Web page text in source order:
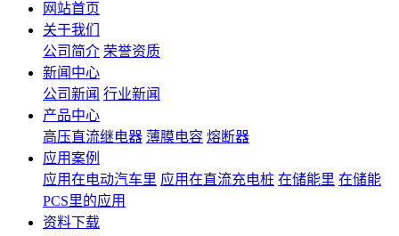
网站首页
关于我们
公司简介 荣誉资质
新闻中心
公司新闻 行业新闻
产品中心
高压直流继电器 薄膜电容 熔断器
应用案例
应用在电动汽车里 应用在直流充电桩 在储能里 在储能
PCS里的应用
资料下载